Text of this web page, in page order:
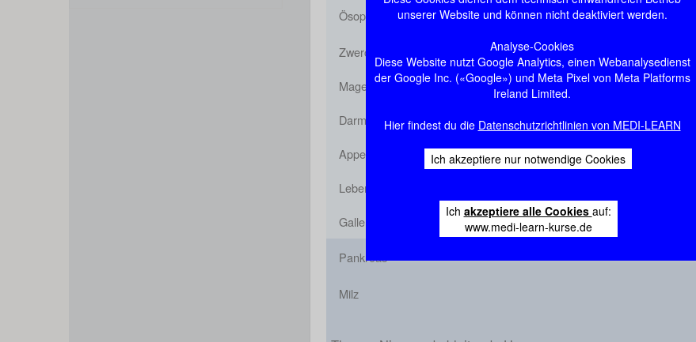
unserer Website und können nicht deaktiviert werden.
Analyse-Cookies
Diese Website nutzt Google Analytics, einen Webanalysedienst
der Google Inc. («Google») und Meta Pixel von Meta Platforms
Ireland Limited.
Hier findest du die Datenschutzrichtlinien von MEDI-LEARN
Ich akzeptiere nur notwendige Cookies
Ich akzeptiere alle Cookies auf:
www.medi-learn-kurse.de
Ösophagus
Zwerchfell
Magen
Darm
Appendizitis
Leber
Galle
Pankreas
Milz